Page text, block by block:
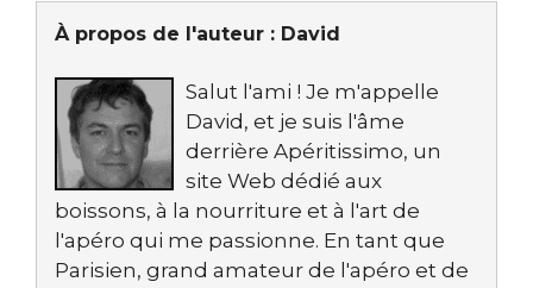
À propos de l'auteur : David
Salut l'ami ! Je m'appelle
David, et je suis l'âme
derrière Apéritissimo, un
site Web dédié aux
boissons, à la nourriture et à l'art de
l'apéro qui me passionne. En tant que
Parisien, grand amateur de l'apéro et de